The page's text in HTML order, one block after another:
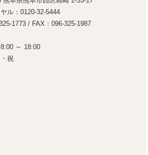
ル：0120-32-5444
1773 / FAX：096-325-1987
～ 18:00
祝